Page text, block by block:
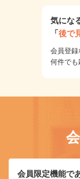
気にな
「後で
会員登録
何件でも
会員限定機能で